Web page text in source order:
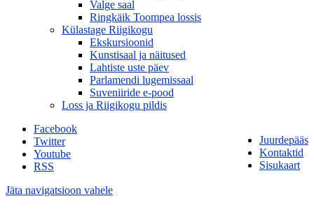
Valge saal
Ringkäik Toompea lossis
Külastage Riigikogu
Ekskursioonid
Kunstisaal ja näitused
Lahtiste uste päev
Parlamendi lugemissaal
Suveniiride e-pood
Loss ja Riigikogu pildis
Juurdepääs
Kontaktid
Sisukaart
Facebook
Twitter
Youtube
RSS
Jäta navigatsioon vahele